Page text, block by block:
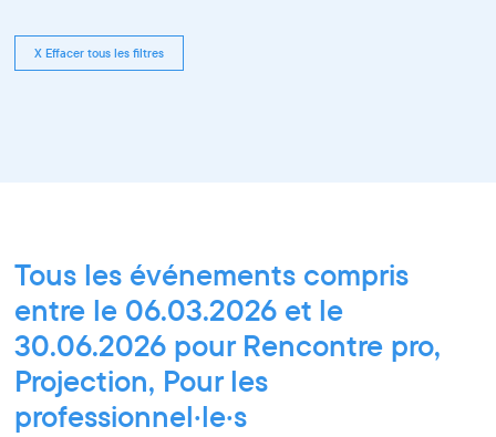
X Effacer tous les filtres
Tous les événements compris
entre le 06.03.2026 et le
30.06.2026 pour Rencontre pro,
Projection, Pour les
professionnel·le·s